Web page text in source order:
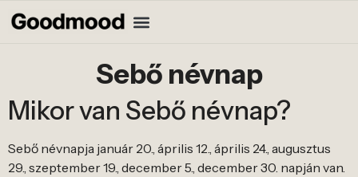
Sebő névnap
Mikor van Sebő névnap?
Sebő névnapja január 20., április 12., április 24., augusztus
29., szeptember 19., december 5., december 30. napján van.